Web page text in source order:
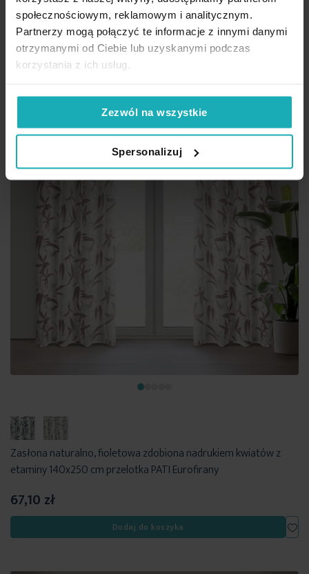
społecznościowym, reklamowym i analitycznym.
Partnerzy mogą połączyć te informacje z innymi danymi
otrzymanymi od Ciebie lub uzyskanymi podczas
korzystania z ich usług.
Zezwól na wszystkie
Spersonalizuj
67,10 zł
Dodaj do koszyka
Zasłona naturalno, fioletowa zdobiona nadrukiem kwiatów z
etaminy 140x250 cm przelotka PATI Eurofirany
67,10 zł
Dodaj do koszyka